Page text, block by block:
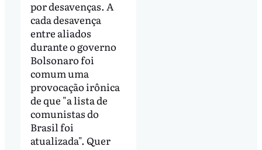
por desavenças. A
cada desavença
entre aliados
durante o governo
Bolsonaro foi
comum uma
provocação irônica
de que "a lista de
comunistas do
Brasil foi
atualizada". Quer